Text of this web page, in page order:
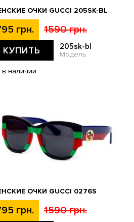
ОЧКИ GUCCI 205SK-BL
грн. 1590 грн.
КУПИТЬ 205sk-bl
Модель
в наличии
ОЧКИ GUCCI 0276S
грн. 1590 грн.